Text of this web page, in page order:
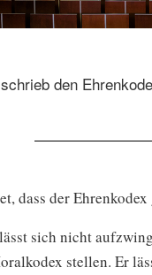
den
dass der
sich nicht
stellen. Er